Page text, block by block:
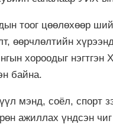
тоог цөөлөхөөр
өөрчлөлтийн
хороодыг
байна.
мэнд, соёл, спорт
ажиллах үндсэн